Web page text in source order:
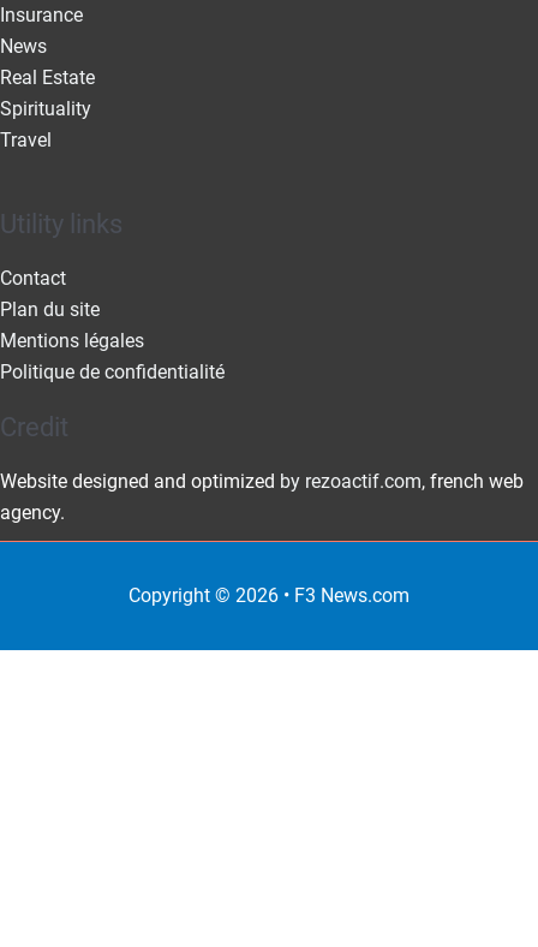
Insurance
News
Real Estate
Spirituality
Travel
Utility links
Contact
Plan du site
Mentions légales
Politique de confidentialité
Credit
Website designed and optimized by rezoactif.com, french web
agency.
Copyright © 2026 • F3 News.com